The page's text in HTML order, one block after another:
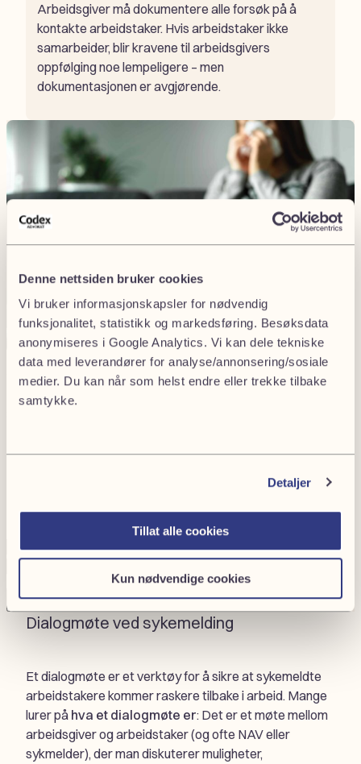
Denne nettsiden bruker cookies
Vi bruker informasjonskapsler for nødvendig
funksjonalitet, statistikk og markedsføring. Besøksdata
anonymiseres i Google Analytics. Vi kan dele tekniske
data med leverandører for analyse/annonsering/sosiale
medier. Du kan når som helst endre eller trekke tilbake
samtykke.
Detaljer
Tillat alle cookies
Kun nødvendige cookies
Arbeidsgiver må dokumentere alle forsøk på å
kontakte arbeidstaker. Hvis arbeidstaker ikke
samarbeider, blir kravene til arbeidsgivers
oppfølging noe lempeligere – men
dokumentasjonen er avgjørende.
Trenger du hjelp med en sykemelding?
12
or Bedrift
Etternavn
post(Påkrevd)
Telefonnummer(Påkrevd)
Neste
Dialogmøte ved sykemelding
Et dialogmøte er et verktøy for å sikre at sykemeldte
arbeidstakere kommer raskere tilbake i arbeid. Mange
lurer på hva et dialogmøte er: Det er et møte mellom
arbeidsgiver og arbeidstaker (og ofte NAV eller
sykmelder), der man diskuterer muligheter,